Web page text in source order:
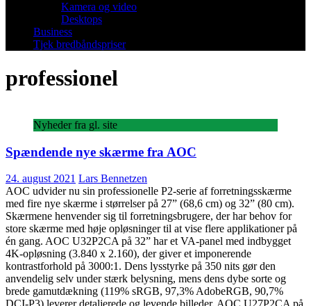
Kamera og video
Desktops
Business
Tjek bredbåndspriser
professionel
Nyheder fra gl. site
Spændende nye skærme fra AOC
24. august 2021 Lars Bennetzen
AOC udvider nu sin professionelle P2-serie af forretningsskærme
med fire nye skærme i størrelser på 27” (68,6 cm) og 32” (80 cm).
Skærmene henvender sig til forretningsbrugere, der har behov for
store skærme med høje opløsninger til at vise flere applikationer på
én gang. AOC U32P2CA på 32” har et VA-panel med indbygget
4K-opløsning (3.840 x 2.160), der giver et imponerende
kontrastforhold på 3000:1. Dens lysstyrke på 350 nits gør den
anvendelig selv under stærk belysning, mens dens dybe sorte og
brede gamutdækning (119% sRGB, 97,3% AdobeRGB, 90,7%